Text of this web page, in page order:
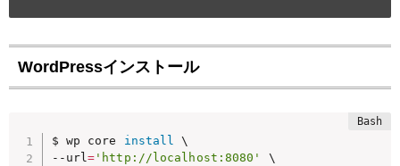
WordPressインストール
$ wp core install \
--url= 'http://localhost:8080'
\